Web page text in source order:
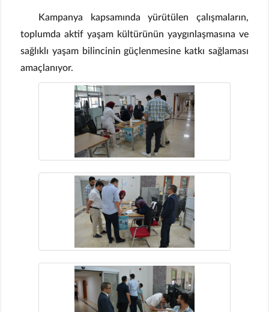
Kampanya kapsamında yürütülen çalışmaların,
toplumda aktif yaşam kültürünün yaygınlaşmasına ve
sağlıklı yaşam bilincinin güçlenmesine katkı sağlaması
amaçlanıyor.